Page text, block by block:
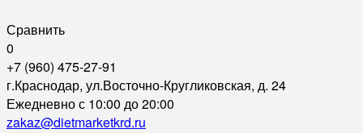
Сравнить
0
+7 (960) 475-27-91
г.Краснодар, ул.Восточно-Кругликовская, д. 24
Ежедневно с 10:00 до 20:00
zakaz@dietmarketkrd.ru